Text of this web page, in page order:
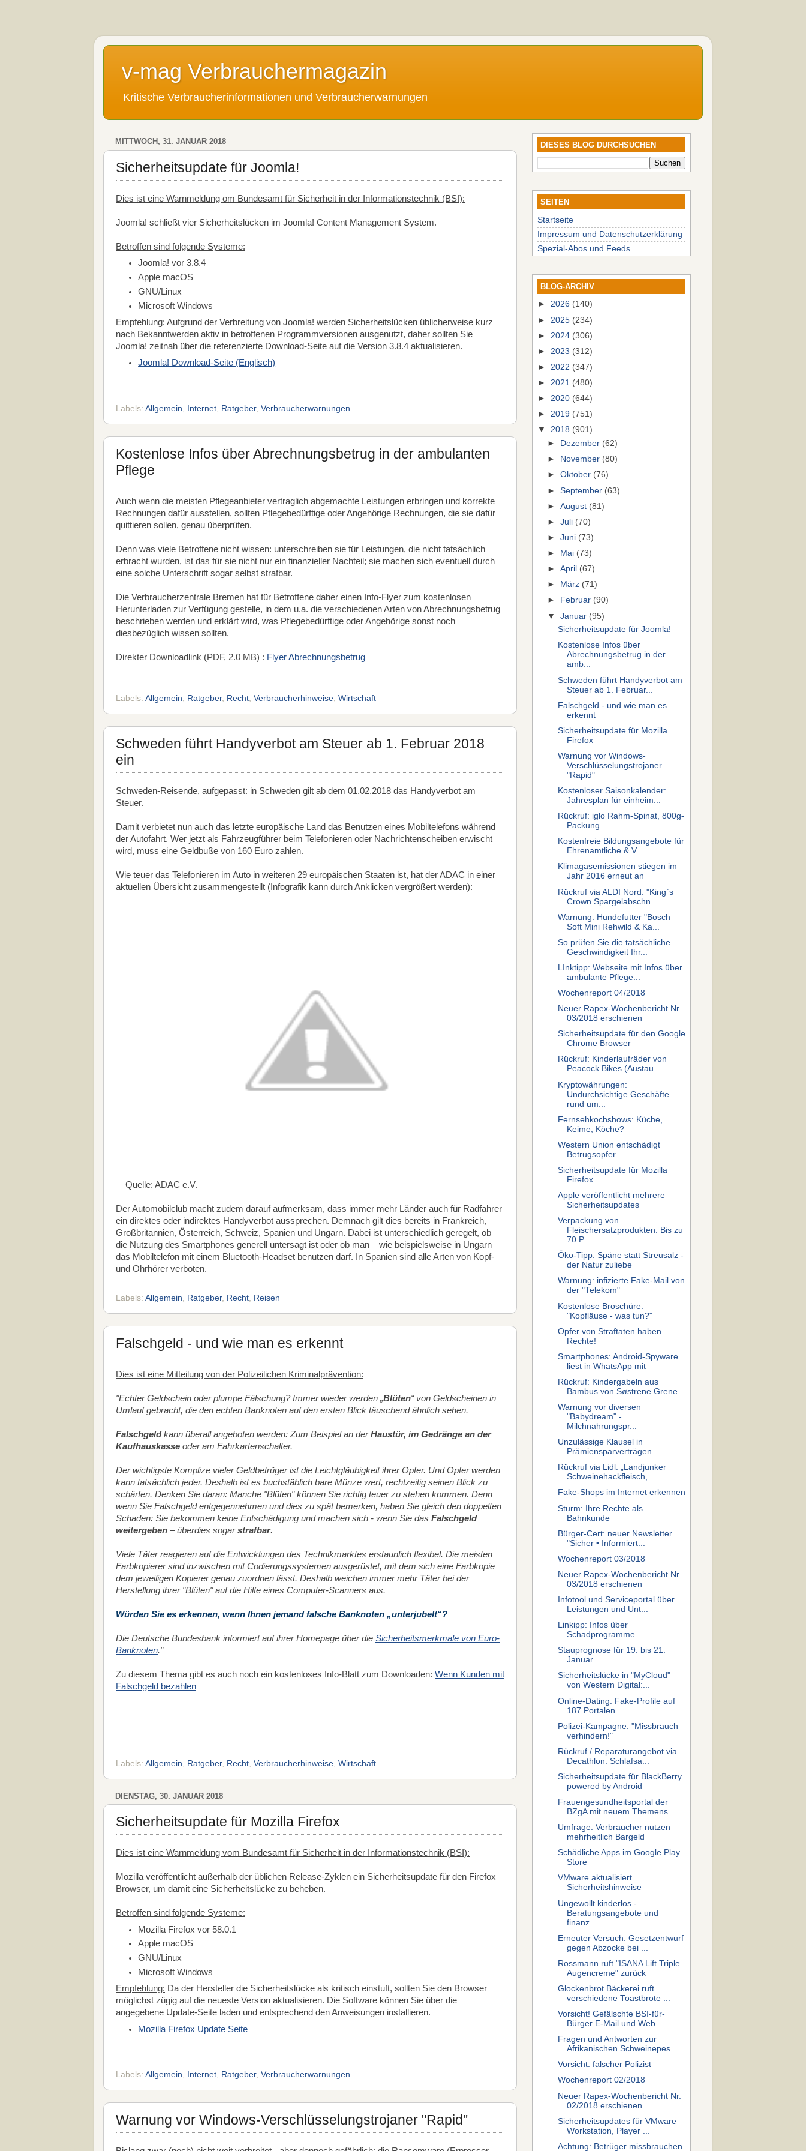
v-mag Verbrauchermagazin
Kritische Verbraucherinformationen und Verbraucherwarnungen
MITTWOCH, 31. JANUAR 2018
Sicherheitsupdate für Joomla!
Dies ist eine Warnmeldung om Bundesamt für Sicherheit in der Informationstechnik (BSI):
Joomla! schließt vier Sicherheitslücken im Joomla! Content Management System.
Betroffen sind folgende Systeme:
Joomla! vor 3.8.4
Apple macOS
GNU/Linux
Microsoft Windows
Empfehlung: Aufgrund der Verbreitung von Joomla! werden Sicherheitslücken üblicherweise kurz
nach Bekanntwerden aktiv in betroffenen Programmversionen ausgenutzt, daher sollten Sie
Joomla! zeitnah über die referenzierte Download-Seite auf die Version 3.8.4 aktualisieren.
Joomla! Download-Seite (Englisch)
Labels: Allgemein Internet Ratgeber, Verbraucherwarnungen
Kostenlose Infos über Abrechnungsbetrug in der ambulanten
Pflege
Auch wenn die meisten Pflegeanbieter vertraglich abgemachte Leistungen erbringen und korrekte
Rechnungen dafür ausstellen, sollten Pflegebedürftige oder Angehörige Rechnungen, die sie dafür
quittieren sollen, genau überprüfen.
Denn was viele Betroffene nicht wissen: unterschreiben sie für Leistungen, die nicht tatsächlich
erbracht wurden, ist das für sie nicht nur ein finanzieller Nachteil; sie machen sich eventuell durch
eine solche Unterschrift sogar selbst strafbar.
Die Verbraucherzentrale Bremen hat für Betroffene daher einen Info-Flyer zum kostenlosen
Herunterladen zur Verfügung gestelle, in dem u.a. die verschiedenen Arten von Abrechnungsbetrug
beschrieben werden und erklärt wird, was Pflegebedürftige oder Angehörige sonst noch
diesbezüglich wissen sollten.
Direkter Downloadlink (PDF, 2.0 MB) : Flyer Abrechnungsbetrug
Labels: Allgemein Ratgeber, Recht Verbraucherhinweise Wirtschaft
Schweden führt Handyverbot am Steuer ab 1. Februar 2018
ein
Schweden-Reisende, aufgepasst: in Schweden gilt ab dem 01.02.2018 das Handyverbot am
Steuer.
Damit verbietet nun auch das letzte europäische Land das Benutzen eines Mobiltelefons während
der Autofahrt. Wer jetzt als Fahrzeugführer beim Telefonieren oder Nachrichtenscheiben erwischt
wird, muss eine Geldbuße von 160 Euro zahlen.
Wie teuer das Telefonieren im Auto in weiteren 29 europäischen Staaten ist, hat der ADAC in einer
aktuellen Übersicht zusammengestellt (Infografik kann durch Anklicken vergrößert werden):
Quelle: ADAC e.V.
Der Automobilclub macht zudem darauf aufmerksam, dass immer mehr Länder auch für Radfahrer
ein direktes oder indirektes Handyverbot aussprechen. Demnach gilt dies bereits in Frankreich,
Großbritannien, Österreich, Schweiz, Spanien und Ungarn. Dabei ist unterschiedlich geregelt, ob
die Nutzung des Smartphones generell untersagt ist oder ob man – wie beispielsweise in Ungarn –
das Mobiltelefon mit einem Bluetooth-Headset benutzen darf. In Spanien sind alle Arten von Kopf-
und Ohrhörer verboten.
Labels: Allgemein Ratgeber, Recht Reisen
Falschgeld - und wie man es erkennt
Dies ist eine Mitteilung von der Polizeilichen Kriminalprävention:
"Echter Geldschein oder plumpe Fälschung? Immer wieder werden „Blüten“ von Geldscheinen in
Umlauf gebracht, die den echten Banknoten auf den ersten Blick täuschend ähnlich sehen.
Falschgeldkann überall angeboten werden: Zum Beispiel an derHaustür, im Gedränge an der
Kaufhauskasse oder am Fahrkartenschalter.
Der wichtigste Komplize vieler Geldbetrüger ist die Leichtgläubigkeit ihrer Opfer. Und Opfer werden
kann tatsächlich jeder. Deshalb ist es buchstäblich bare Münze wert, rechtzeitig seinen Blick zu
schärfen. Denken Sie daran: Manche "Blüten" können Sie richtig teuer zu stehen kommen. Denn
wenn Sie Falschgeld entgegennehmen und dies zu spät bemerken, haben Sie gleich den doppelten
Schaden: Sie bekommen keine Entschädigung und machen sich - wenn Sie das Falschgeld
weitergeben – überdies sogarstrafbar.
Viele Täter reagieren auf die Entwicklungen des Technikmarktes erstaunlich flexibel. Die meisten
Farbkopierer sind inzwischen mit Codierungssystemen ausgerüstet, mit dem sich eine Farbkopie
dem jeweiligen Kopierer genau zuordnen lässt. Deshalb weichen immer mehr Täter bei der
Herstellung ihrer "Blüten" auf die Hilfe eines Computer-Scanners aus.
Würden Sie es erkennen, wenn Ihnen jemand falsche Banknoten „unterjubelt“?
Die Deutsche Bundesbank informiert auf ihrer Homepage über die Sicherheitsmerkmale von Euro-
Banknoten."
Zu diesem Thema gibt es auch noch ein kostenloses Info-Blatt zum Downloaden: Wenn Kunden mit
Falschgeld bezahlen
Labels: Allgemein Ratgeber, Recht Verbraucherhinweise Wirtschaft
DIENSTAG, 30. JANUAR 2018
Sicherheitsupdate für Mozilla Firefox
Dies ist eine Warnmeldung vom Bundesamt für Sicherheit in der Informationstechnik (BSI):
Mozilla veröffentlicht außerhalb der üblichen Release-Zyklen ein Sicherheitsupdate für den Firefox
Browser, um damit eine Sicherheitslücke zu beheben.
Betroffen sind folgende Systeme:
Mozilla Firefox vor 58.0.1
Apple macOS
GNU/Linux
Microsoft Windows
Empfehlung: Da der Hersteller die Sicherheitslücke als kritisch einstuft, sollten Sie den Browser
möglichst zügig auf die neueste Version aktualisieren. Die Software können Sie über die
angegebene Update-Seite laden und entsprechend den Anweisungen installieren.
Mozilla Firefox Update Seite
Labels: Allgemein Internet Ratgeber, Verbraucherwarnungen
Warnung vor Windows-Verschlüsselungstrojaner "Rapid"
DIESES BLOG DURCHSUCHEN
SEITEN
Startseite
Impressum und Datenschutzerklärung
Spezial-Abos und Feeds
BLOG-ARCHIV
► 2026 (140)
► 2025 (234)
► 2024 (306)
► 2023 (312)
► 2022 (347)
► 2021 (480)
► 2020 (644)
► 2019 (751)
▼ 2018 (901)
►
Dezember (62)
►
November (80)
►Oktober (76)
►September (63)
►August (81)
►Juli (70)
►Juni (73)
►
Mai (73)
►April (67)
►
März (71)
►
Februar (90)
▼Januar (95)
Sicherheitsupdate für Joomla!
Kostenlose Infos über
Abrechnungsbetrug in der
amb...
Schweden führt Handyverbot am
Steuer ab 1. Februar...
Falschgeld - und wie man es
erkennt
Sicherheitsupdate für Mozilla
Firefox
Warnung vor Windows-
Verschlüsselungstrojaner
"Rapid"
Kostenloser Saisonkalender:
Jahresplan für einheim...
Rückruf: iglo Rahm-Spinat, 800g-
Packung
Kostenfreie Bildungsangebote für
Ehrenamtliche & V...
Klimagasemissionen stiegen im
Jahr 2016 erneut an
Rückruf via ALDI Nord: "King`s
Crown Spargelabschn...
Warnung: Hundefutter "Bosch
Soft Mini Rehwild & Ka...
So prüfen Sie die tatsächliche
Geschwindigkeit Ihr...
LInktipp: Webseite mit Infos über
ambulante Pflege...
Wochenreport 04/2018
Neuer Rapex-Wochenbericht Nr.
03/2018 erschienen
Sicherheitsupdate für den Google
Chrome Browser
Rückruf: Kinderlaufräder von
Peacock Bikes (Austau...
Kryptowährungen:
Undurchsichtige Geschäfte
rund um...
Fernsehkochshows: Küche,
Keime, Köche?
Western Union entschädigt
Betrugsopfer
Sicherheitsupdate für Mozilla
Firefox
Apple veröffentlicht mehrere
Sicherheitsupdates
Verpackung von
Fleischersatzprodukten: Bis zu
70 P...
Öko-Tipp: Späne statt Streusalz -
der Natur zuliebe
Warnung: infizierte Fake-Mail von
der "Telekom"
Kostenlose Broschüre:
"Kopfläuse - was tun?"
Opfer von Straftaten haben
Rechte!
Smartphones: Android-Spyware
liest in WhatsApp mit
Rückruf: Kindergabeln aus
Bambus von Søstrene Grene
Warnung vor diversen
"Babydream" -
Milchnahrungspr...
Unzulässige Klausel in
Prämiensparverträgen
Rückruf via Lidl: „Landjunker
Schweinehackfleisch,...
Fake-Shops im Internet erkennen
Sturm: Ihre Rechte als
Bahnkunde
Bürger-Cert: neuer Newsletter
"Sicher • Informiert...
Wochenreport 03/2018
Neuer Rapex-Wochenbericht Nr.
03/2018 erschienen
Infotool und Serviceportal über
Leistungen und Unt...
Linkipp: Infos über
Schadprogramme
Stauprognose für 19. bis 21.
Januar
Sicherheitslücke in "MyCloud"
von Western Digital:...
Online-Dating: Fake-Profile auf
187 Portalen
Polizei-Kampagne: "Missbrauch
verhindern!"
Rückruf / Reparaturangebot via
Decathlon: Schlafsa...
Sicherheitsupdate für BlackBerry
powered by Android
Frauengesundheitsportal der
BZgA mit neuem Themens...
Umfrage: Verbraucher nutzen
mehrheitlich Bargeld
Schädliche Apps im Google Play
Store
VMware aktualisiert
Sicherheitshinweise
Ungewollt kinderlos -
Beratungsangebote und
finanz...
Erneuter Versuch: Gesetzentwurf
gegen Abzocke bei ...
Rossmann ruft "ISANA Lift Triple
Augencreme" zurück
Glockenbrot Bäckerei ruft
verschiedene Toastbrote ...
Vorsicht! Gefälschte BSI-für-
Bürger E-Mail und Web...
Fragen und Antworten zur
Afrikanischen Schweinepes...
Vorsicht: falscher Polizist
Wochenreport 02/2018
Neuer Rapex-Wochenbericht Nr.
02/2018 erschienen
Sicherheitsupdates für VMware
Workstation, Player ...
Achtung: Betrüger missbrauchen